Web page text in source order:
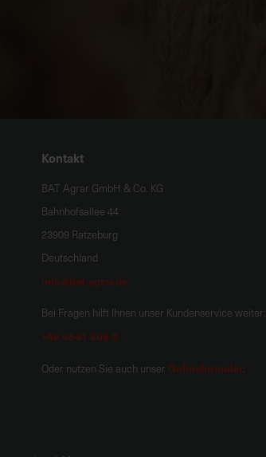
Kontakt
BAT Agrar GmbH & Co. KG
Bahnhofsallee 44
23909 Ratzeburg
Deutschland
info@bat-agrar.de
Bei Fragen hilft Ihnen unser Kundenservice weiter:
+49 4541 806 0
Oder nutzen Sie auch unser Onlineformular.